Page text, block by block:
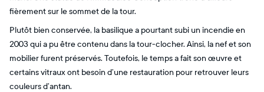
fièrement sur le sommet de la tour.
Plutôt bien conservée, la basilique a pourtant subi un incendie en
2003 qui a pu être contenu dans la tour-clocher. Ainsi, la nef et son
mobilier furent préservés. Toutefois, le temps a fait son œuvre et
certains vitraux ont besoin d’une restauration pour retrouver leurs
couleurs d’antan.